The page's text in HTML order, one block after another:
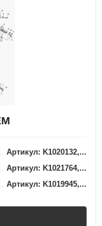
Артикул: K1020132,...
Артикул: K1021764,...
Артикул: K1019945,...